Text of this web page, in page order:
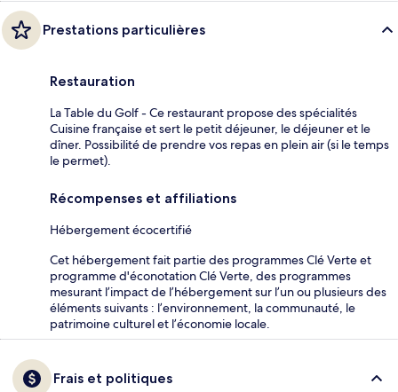
Prestations particulières
Restauration
La Table du Golf - Ce restaurant propose des spécialités
Cuisine française et sert le petit déjeuner, le déjeuner et le
dîner. Possibilité de prendre vos repas en plein air (si le temps
le permet).
Récompenses et affiliations
Hébergement écocertifié
Cet hébergement fait partie des programmes Clé Verte et
programme d'éconotation Clé Verte, des programmes
mesurant l’impact de l’hébergement sur l’un ou plusieurs des
éléments suivants : l’environnement, la communauté, le
patrimoine culturel et l’économie locale.
Frais et politiques